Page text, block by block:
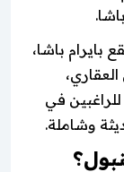
بايرام باشا،
في
وشاملة.